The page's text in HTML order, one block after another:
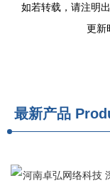
如若转载，请注明
更新
最新产品